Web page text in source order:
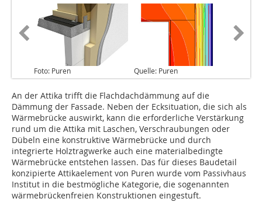
Foto: Puren Quelle: Puren
An der Attika trifft die Flachdachdämmung auf die
Dämmung der Fassade. Neben der Ecksituation, die sich als
Wärmebrücke auswirkt, kann die erforderliche Verstärkung
rund um die Attika mit Laschen, Verschraubungen oder
Dübeln eine konstruktive Wärmebrücke und durch
integrierte Holztragwerke auch eine materialbedingte
Wärmebrücke entstehen lassen. Das für dieses Baudetail
konzipierte Attikaelement von Puren wurde vom Passivhaus
Institut in die bestmögliche Kategorie, die sogenannten
wärmebrückenfreien Konstruktionen eingestuft.